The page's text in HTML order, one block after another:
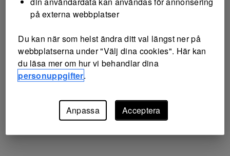
på externa webbplatser
Du kan när som helst ändra ditt val längst ner på
webbplatserna under "Välj dina cookies". Här kan
du läsa mer om hur vi behandlar dina
personuppgifter.
Anpassa Acceptera